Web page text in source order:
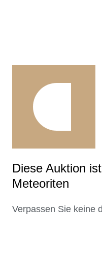
Diese Auktion
Meteoriten
Verpassen Sie keine